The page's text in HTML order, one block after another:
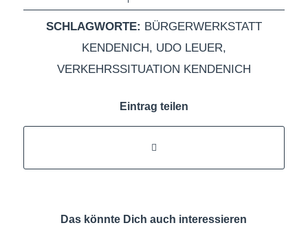
SCHLAGWORTE: BÜRGERWERKSTATT
KENDENICH, UDO LEUER,
VERKEHRSSITUATION KENDENICH
Eintrag teilen
Das könnte Dich auch interessieren